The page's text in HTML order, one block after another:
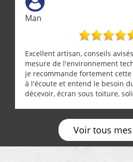
Man
Excellent artisan, conseils
mesure de l'environnement
je recommande fortement
à l'écoute et entend le besoin
décevoir, écran sous toiture,
œuvre sans besoin d'y revenir.
Voir tous